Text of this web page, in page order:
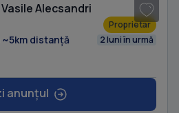
Alecsandri
Proprietar
~5km distanță 2 luni în urmă
anunțul